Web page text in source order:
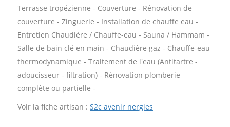
Terrasse tropézienne - Couverture - Rénovation de
couverture - Zinguerie - Installation de chauffe eau -
Entretien Chaudière / Chauffe-eau - Sauna / Hammam -
Salle de bain clé en main - Chaudière gaz - Chauffe-eau
thermodynamique - Traitement de l'eau (Antitartre -
adoucisseur - filtration) - Rénovation plomberie
complète ou partielle -
Voir la fiche artisan : S2c avenir nergies